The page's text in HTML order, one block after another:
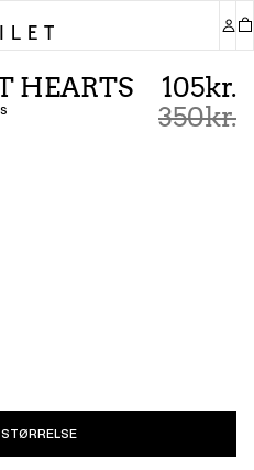
HEARTS
105kr.
350kr.